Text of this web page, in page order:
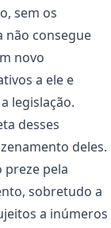
sem os
não consegue
novo
a ele e
legislação.
desses
deles.
preze pela
sobretudo a
a inúmeros